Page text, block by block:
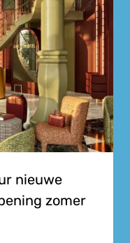
nieuwe
zomer